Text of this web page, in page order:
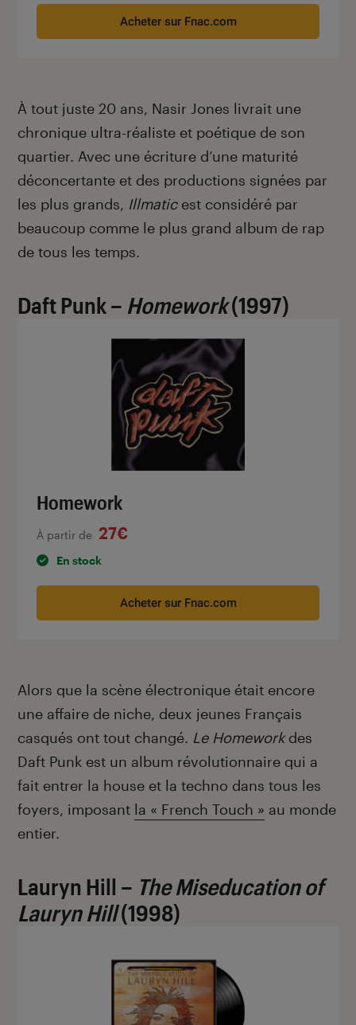
Acheter sur Fnac.com
À tout juste 20 ans, Nasir Jones livrait une
chronique ultra-réaliste et poétique de son
quartier. Avec une écriture d’une maturité
déconcertante et des productions signées par
les plus grands, Illmaticest considéré par
beaucoup comme le plus grand album de rap
de tous les temps.
Daft Punk – Homework(1997)
Homework
À partir de 27€
En stock
Acheter sur Fnac.com
Alors que la scène électronique était encore
une affaire de niche, deux jeunes Français
casqués ont tout changé. Le Homeworkdes
Daft Punk est un album révolutionnaire qui a
fait entrer la house et la techno dans tous les
foyers, imposant la « French Touch » au monde
entier.
Lauryn Hill – The Miseducation of
Lauryn Hill(1998)